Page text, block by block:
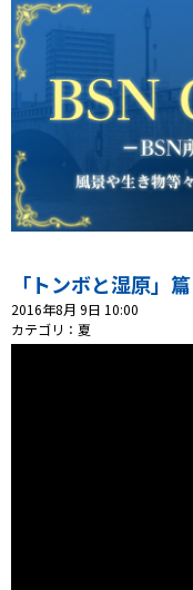
「トンボと湿原」篇
2016年8月 9日 10:00
カテゴリ：夏